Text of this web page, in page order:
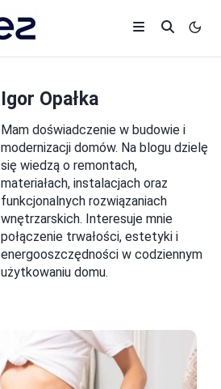
Igor Opałka
Mam doświadczenie w budowie i
modernizacji domów. Na blogu dzielę
się wiedzą o remontach,
materiałach, instalacjach oraz
funkcjonalnych rozwiązaniach
wnętrzarskich. Interesuje mnie
połączenie trwałości, estetyki i
energooszczędności w codziennym
użytkowaniu domu.